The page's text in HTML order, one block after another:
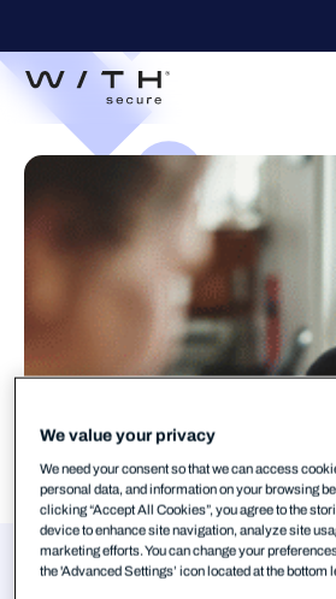
ジャンプ
We value your privacy
We need your consent so that we can access
personal data, and information on your browsing
clicking “Accept All Cookies”, you agree to the
device to enhance site navigation, analyze site
marketing efforts. You can change your
the 'Advanced Settings’ icon located at the bottom